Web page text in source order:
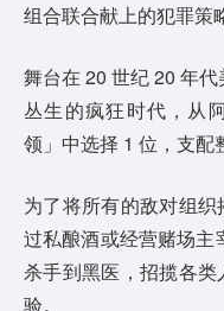
组合联合献上的犯罪策
舞台在 20 世纪 20 年
丛生的疯狂时代，从
领」中选择 1 位，支配
为了将所有的敌对组
过私酿酒或经营赌场主
杀手到黑医，招揽各
验。